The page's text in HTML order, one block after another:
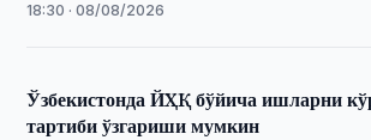
ўзгартириш тўғрисидаги масала
18:30 · 08/08/2026
Ўзбекистонда ЙҲҚ бўйича ишларни
тартиби ўзгариши мумкин